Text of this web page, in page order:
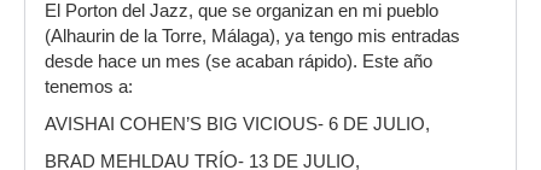
El Porton del Jazz, que se organizan en mi pueblo
(Alhaurin de la Torre, Málaga), ya tengo mis entradas
desde hace un mes (se acaban rápido). Este año
tenemos a:
AVISHAI COHEN’S BIG VICIOUS- 6 DE JULIO,
BRAD MEHLDAU TRÍO- 13 DE JULIO,